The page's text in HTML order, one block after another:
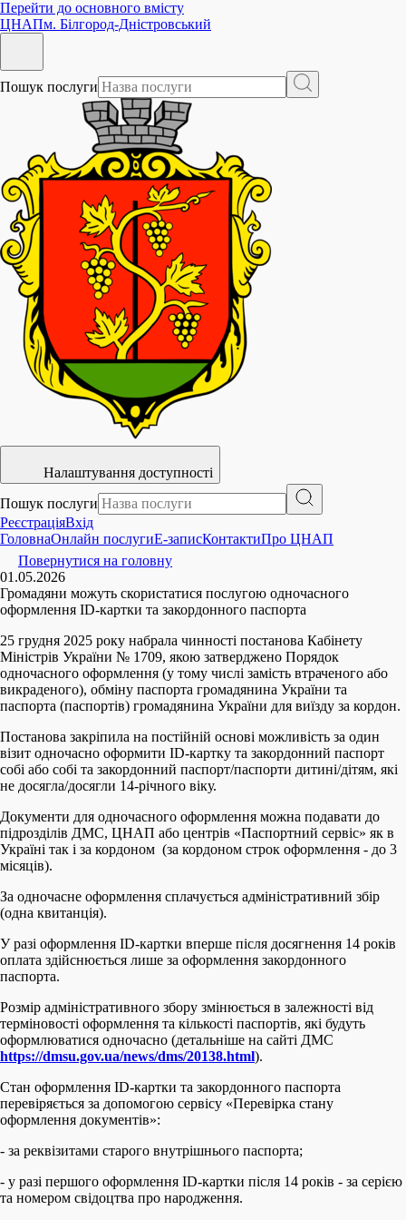
Перейти до основного вмісту
ЦНАПм. Білгород-Дністровський
Пошук послуги
Налаштування доступності
Пошук послуги
РеєстраціяВхід
ГоловнаОнлайн послугиE-записКонтактиПро ЦНАП
Повернутися на головну
01.05.2026
Громадяни можуть скористатися послугою одночасного
оформлення ID-картки та закордонного паспорта
25 грудня 2025 року набрала чинності постанова Кабінету
Міністрів України № 1709, якою затверджено Порядок
одночасного оформлення (у тому числі замість втраченого або
викраденого), обміну паспорта громадянина України та
паспорта (паспортів) громадянина України для виїзду за кордон.
Постанова закріпила на постійній основі можливість за один
візит одночасно оформити ID-картку та закордонний паспорт
собі або собі та закордонний паспорт/паспорти дитині/дітям, які
не досягла/досягли 14-річного віку.
Документи для одночасного оформлення можна подавати до
підрозділів ДМС, ЦНАП або центрів «Паспортний сервіс» як в
Україні так і за кордоном (за кордоном строк оформлення - до 3
місяців).
За одночасне оформлення сплачується адміністративний збір
(одна квитанція).
У разі оформлення ID-картки вперше після досягнення 14 років
оплата здійснюється лише за оформлення закордонного
паспорта.
Розмір адміністративного збору змінюється в залежності від
терміновості оформлення та кількості паспортів, які будуть
оформлюватися одночасно (детальніше на сайті ДМС
https://dmsu.gov.ua/news/dms/20138.html).
Стан оформлення ID-картки та закордонного паспорта
перевіряється за допомогою сервісу «Перевірка стану
оформлення документів»:
- за реквізитами старого внутрішнього паспорта;
- у разі першого оформлення ID-картки після 14 років - за серією
та номером свідоцтва про народження.